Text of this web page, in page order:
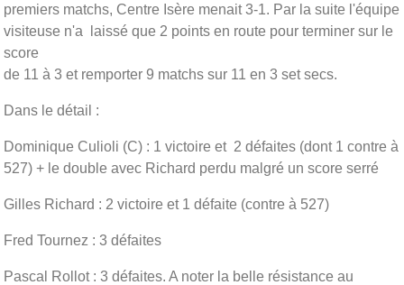
premiers matchs, Centre Isère menait 3-1. Par la suite l'équipe
visiteuse n'a laissé que 2 points en route pour terminer sur le
score
de 11 à 3 et remporter 9 matchs sur 11 en 3 set secs.
Dans le détail :
Dominique Culioli (C) : 1 victoire et 2 défaites (dont 1 contre à
527) + le double avec Richard perdu malgré un score serré
Gilles Richard : 2 victoire et 1 défaite (contre à 527)
Fred Tournez : 3 défaites
Pascal Rollot : 3 défaites. A noter la belle résistance au